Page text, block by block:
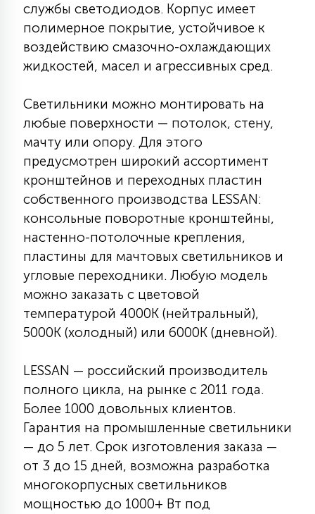
службы светодиодов. Корпус имеет
полимерное покрытие, устойчивое к
воздействию смазочно-охлаждающих
жидкостей, масел и агрессивных сред.
Светильники можно монтировать на
любые поверхности — потолок, стену,
мачту или опору. Для этого
предусмотрен широкий ассортимент
кронштейнов и переходных пластин
собственного производства LESSAN:
консольные поворотные кронштейны,
настенно-потолочные крепления,
пластины для мачтовых светильников и
угловые переходники. Любую модель
можно заказать с цветовой
температурой 4000К (нейтральный),
5000К (холодный) или 6000К (дневной).
LESSAN — российский производитель
полного цикла, на рынке с 2011 года.
Более 1000 довольных клиентов.
Гарантия на промышленные светильники
— до 5 лет. Срок изготовления заказа —
от 3 до 15 дней, возможна разработка
многокорпусных светильников
мощностью до 1000+ Вт под